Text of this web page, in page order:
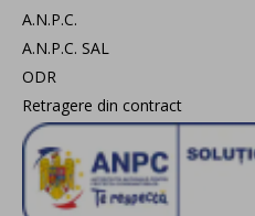
A.N.P.C.
A.N.P.C. SAL
ODR
Retragere din contract